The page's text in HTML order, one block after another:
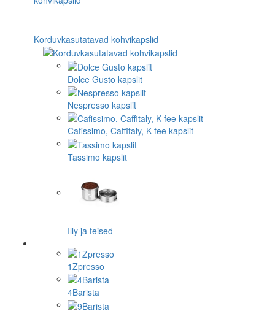
Korduvkasutatavad kohvikapslid
Dolce Gusto kapslit
Nespresso kapslit
Cafissimo, Caffitaly, K-fee kapslit
Tassimo kapslit
Illy ja teised
1Zpresso
4Barista